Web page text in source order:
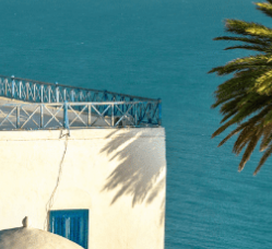
Karriere bei LuxairGroup